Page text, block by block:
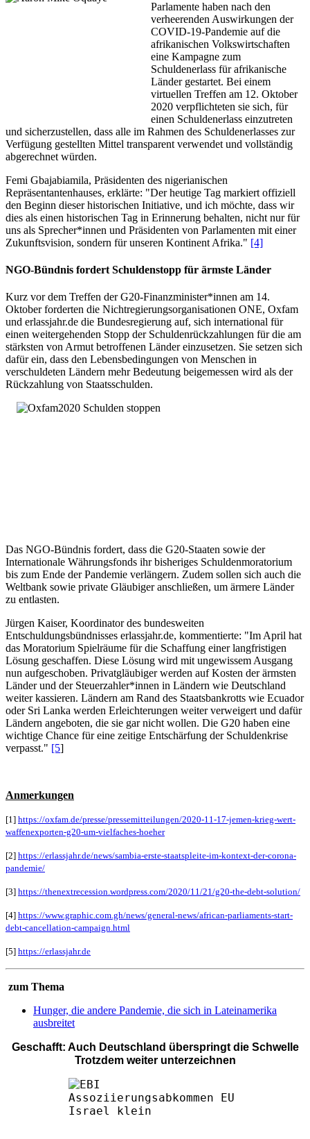
Parlamente haben nach den
verheerenden Auswirkungen der
COVID-19-Pandemie auf die
afrikanischen Volkswirtschaften
eine Kampagne zum
Schuldenerlass für afrikanische
Länder gestartet. Bei einem
virtuellen Treffen am 12. Oktober
2020 verpflichteten sie sich, für
einen Schuldenerlass einzutreten
und sicherzustellen, dass alle im Rahmen des Schuldenerlasses zur
Verfügung gestellten Mittel transparent verwendet und vollständig
abgerechnet würden.
Femi Gbajabiamila, Präsidenten des nigerianischen
Repräsentantenhauses, erklärte: "Der heutige Tag markiert offiziell
den Beginn dieser historischen Initiative, und ich möchte, dass wir
dies als einen historischen Tag in Erinnerung behalten, nicht nur für
uns als Sprecher*innen und Präsidenten von Parlamenten mit einer
Zukunftsvision, sondern für unseren Kontinent Afrika." [4]
NGO-Bündnis fordert Schuldenstopp für ärmste Länder
Kurz vor dem Treffen der G20-Finanzminister*innen am 14.
Oktober forderten die Nichtregierungsorganisationen ONE, Oxfam
und erlassjahr.de die Bundesregierung auf, sich international für
einen weitergehenden Stopp der Schuldenrückzahlungen für die am
stärksten von Armut betroffenen Länder einzusetzen. Sie setzen sich
dafür ein, dass den Lebensbedingungen von Menschen in
verschuldeten Ländern mehr Bedeutung beigemessen wird als der
Rückzahlung von Staatsschulden.
Das NGO-Bündnis fordert, dass die G20-Staaten sowie der
Internationale Währungsfonds ihr bisheriges Schuldenmoratorium
bis zum Ende der Pandemie verlängern. Zudem sollen sich auch die
Weltbank sowie private Gläubiger anschließen, um ärmere Länder
zu entlasten.
Jürgen Kaiser, Koordinator des bundesweiten
Entschuldungsbündnisses erlassjahr.de, kommentierte: "Im April hat
das Moratorium Spielräume für die Schaffung einer langfristigen
Lösung geschaffen. Diese Lösung wird mit ungewissem Ausgang
nun aufgeschoben. Privatgläubiger werden auf Kosten der ärmsten
Länder und der Steuerzahler*innen in Ländern wie Deutschland
weiter kassieren. Ländern am Rand des Staatsbankrotts wie Ecuador
oder Sri Lanka werden Erleichterungen weiter verweigert und dafür
Ländern angeboten, die sie gar nicht wollen. Die G20 haben eine
wichtige Chance für eine zeitige Entschärfung der Schuldenkrise
verpasst." [5]
Anmerkungen
[1] https://oxfam.de/presse/pressemitteilungen/2020-11-17-jemen-krieg-wert-
waffenexporten-g20-um-vielfaches-hoeher
[2] https://erlassjahr.de/news/sambia-erste-staatspleite-im-kontext-der-corona-
pandemie/
[3] https://thenextrecession.wordpress.com/2020/11/21/g20-the-debt-solution/
[4] https://www.graphic.com.gh/news/general-news/african-parliaments-start-
debt-cancellation-campaign.html
[5] https://erlassjahr.de
zum Thema
Hunger, die andere Pandemie, die sich in Lateinamerika
ausbreitet
Geschafft: Auch Deutschland überspringt die Schwelle
Trotzdem weiter unterzeichnen